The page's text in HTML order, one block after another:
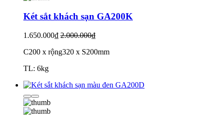
Két sắt khách sạn GA200K
1.650.000₫ 2.000.000₫
C200 x rộng320 x S200mm
TL: 6kg